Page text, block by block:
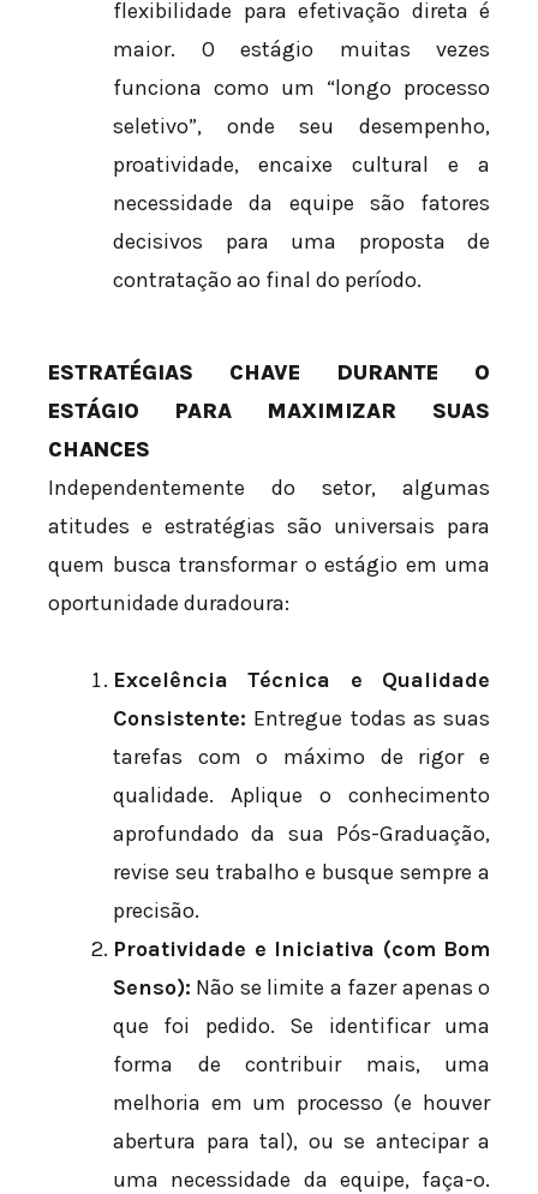
flexibilidade para efetivação direta é
maior. O estágio muitas vezes
funciona como um “longo processo
seletivo”, onde seu desempenho,
proatividade, encaixe cultural e a
necessidade da equipe são fatores
decisivos para uma proposta de
contratação ao final do período.
ESTRATÉGIAS CHAVE DURANTE O
ESTÁGIO PARA MAXIMIZAR SUAS
CHANCES
Independentemente do setor, algumas
atitudes e estratégias são universais para
quem busca transformar o estágio em uma
oportunidade duradoura:
Excelência Técnica e Qualidade
Consistente: Entregue todas as suas
tarefas com o máximo de rigor e
qualidade. Aplique o conhecimento
aprofundado da sua Pós-Graduação,
revise seu trabalho e busque sempre a
precisão.
Proatividade e Iniciativa (com Bom
Senso): Não se limite a fazer apenas o
que foi pedido. Se identificar uma
forma de contribuir mais, uma
melhoria em um processo (e houver
abertura para tal), ou se antecipar a
uma necessidade da equipe, faça-o.